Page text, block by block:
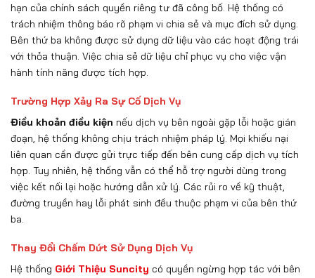
hạn của chính sách quyền riêng tư đã công bố. Hệ thống có
trách nhiệm thông báo rõ phạm vi chia sẻ và mục đích sử dụng.
Bên thứ ba không được sử dụng dữ liệu vào các hoạt động trái
với thỏa thuận. Việc chia sẻ dữ liệu chỉ phục vụ cho việc vận
hành tính năng được tích hợp.
Trường Hợp Xảy Ra Sự Cố Dịch Vụ
Điều khoản điều kiện nếu dịch vụ bên ngoài gặp lỗi hoặc gián
đoạn, hệ thống không chịu trách nhiệm pháp lý. Mọi khiếu nại
liên quan cần được gửi trực tiếp đến bên cung cấp dịch vụ tích
hợp. Tuy nhiên, hệ thống vẫn có thể hỗ trợ người dùng trong
việc kết nối lại hoặc hướng dẫn xử lý. Các rủi ro về kỹ thuật,
đường truyền hay lỗi phát sinh đều thuộc phạm vi của bên thứ
ba.
Thay Đổi Chấm Dứt Sử Dụng Dịch Vụ
Hệ thống Giới Thiệu Suncity có quyền ngừng hợp tác với bên